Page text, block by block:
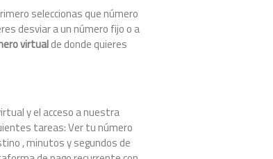
seleccionas que número
desviar a un número fijo o a
virtualde donde quieres
y el acceso a nuestra
tareas: Ver tu número
, minutos y segundos de